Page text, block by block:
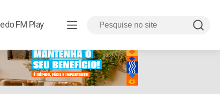
FM Play